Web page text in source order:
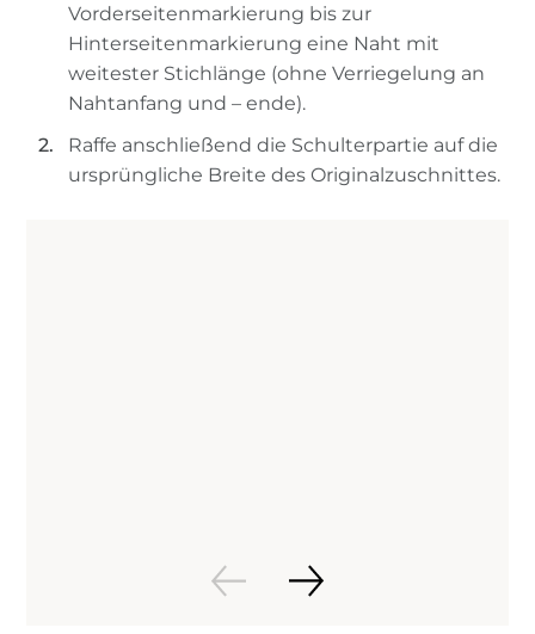
Vorderseitenmarkierung bis zur
Hinterseitenmarkierung eine Naht mit
weitester Stichlänge (ohne Verriegelung an
Nahtanfang und – ende).
Raffe anschließend die Schulterpartie auf die
ursprüngliche Breite des Originalzuschnittes.